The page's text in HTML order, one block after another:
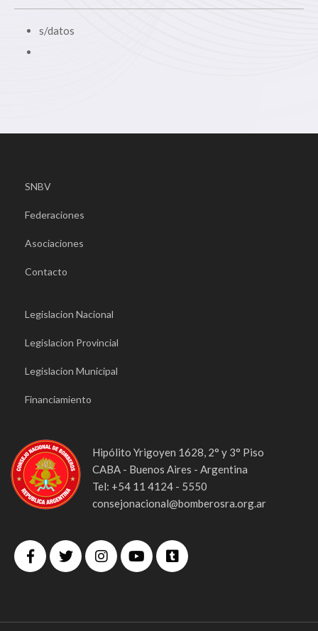
s/datos
SNBV
Federaciones
Asociaciones
Contacto
Legislacion Nacional
Legislacion Provincial
Legislacion Municipal
Financiamiento
Hipólito Yrigoyen 1628, 2° y 3° Piso
CABA - Buenos Aires - Argentina
Tel: +54 11 4124 - 5550
consejonacional@bomberosra.org.ar